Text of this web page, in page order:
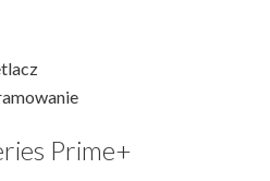
Prime+